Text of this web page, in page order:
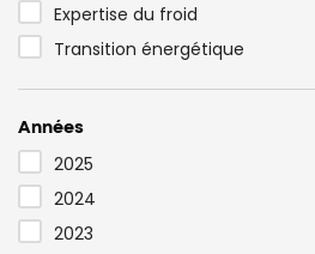
Expertise du froid
Transition énergétique
Années
2025
2024
2023